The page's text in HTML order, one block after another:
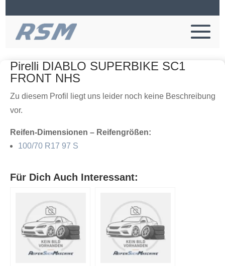
Pirelli DIABLO SUPERBIKE SC1
FRONT NHS
Zu diesem Profil liegt uns leider noch keine Beschreibung
vor.
Reifen-Dimensionen – Reifengrößen:
100/70 R17 97 S
Für Dich Auch Interessant: